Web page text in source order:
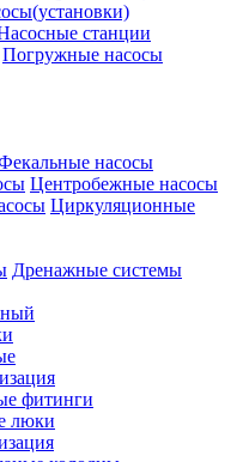
станции
Погружные насосы
насосы
Центробежные насосы
Циркуляционные
Дренажные системы
фитинги
люки